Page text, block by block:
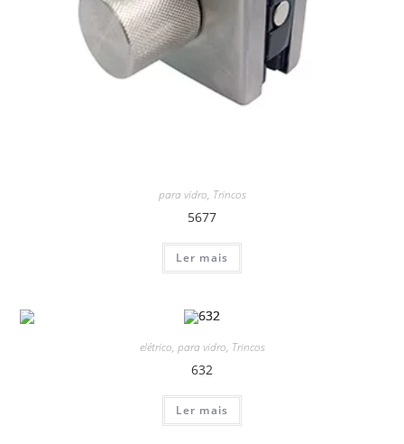
para vidro, Trincos
5677
Ler mais
elétrico, para vidro, Trincos
632
Ler mais